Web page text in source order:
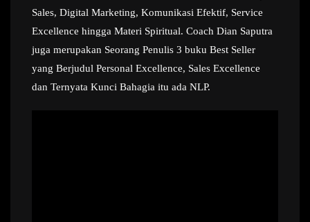
Sales, Digital Marketing, Komunikasi Efektif, Service
Excellence hingga Materi Spiritual. Coach Dian Saputra
juga merupakan Seorang Penulis 3 buku Best Seller
yang Berjudul Personal Excellence, Sales Excellence
dan Ternyata Kunci Bahagia itu ada NLP.